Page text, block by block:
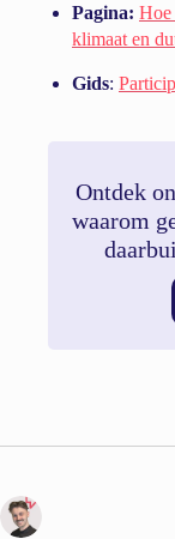
Pagina: Hoe
klimaat en
Gids:
Ontdek
waarom